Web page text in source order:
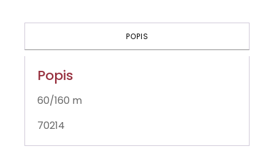
POPIS
Popis
60/160 m
70214